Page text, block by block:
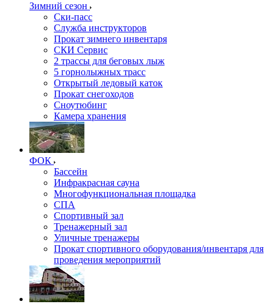
Зимний сезон
Ски-пасс
Служба инструкторов
Прокат зимнего инвентаря
СКИ Сервис
2 трассы для беговых лыж
5 горнолыжных трасс
Открытый ледовый каток
Прокат снегоходов
Сноутюбинг
Камера хранения
ФОК
Бассейн
Инфракрасная сауна
Многофункциональная площадка
СПА
Спортивный зал
Тренажерный зал
Уличные тренажеры
Прокат спортивного оборудования/инвентаря для
проведения мероприятий